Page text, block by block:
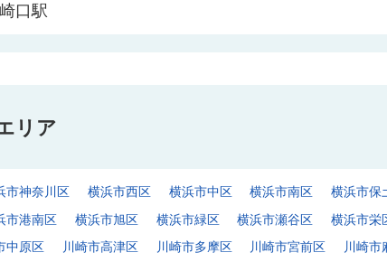
口駅
リア
市神奈川区 横浜市西区 横浜市中区 横浜市南区 横浜市保
市港南区 横浜市旭区 横浜市緑区 横浜市瀬谷区 横浜市栄
中原区 川崎市高津区 川崎市多摩区 川崎市宮前区 川崎市